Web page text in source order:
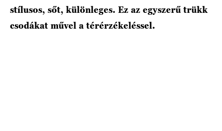
stílusos, sőt, különleges. Ez az egyszerű trükk
csodákat művel a térérzékeléssel.